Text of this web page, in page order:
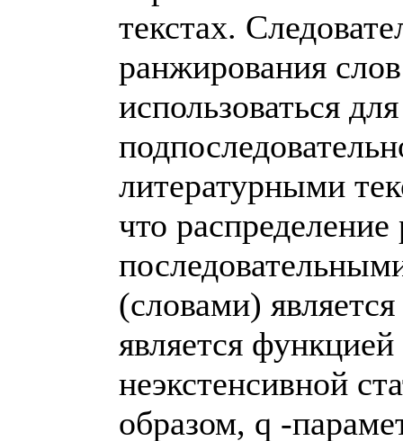
текстах.
ранжирования
использоваться
литературными
что
(словами)
является
неэкстенсивной
образом, q -